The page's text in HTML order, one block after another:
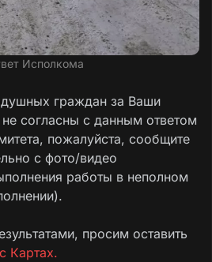
Исполкома
граждан за Ваши
согласны с данным ответом
пожалуйста, сообщите
с фото/видео
работы в неполном
просим оставить
Картах.